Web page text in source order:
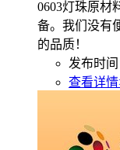
0603灯珠原材
备。我们没有
的品质！
发布时间
查看详